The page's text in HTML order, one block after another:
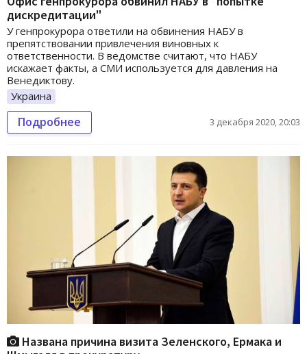
дискредитации"
У генпрокурора ответили на обвинения НАБУ в
препятствовании привлечения виновных к
ответственности. В ведомстве считают, что НАБУ
искажает факты, а СМИ используется для давления на
Венедиктову.
Украина
Подробнее 3 декабря 2020, 20:03
Названа причина визита Зеленского, Ермака и